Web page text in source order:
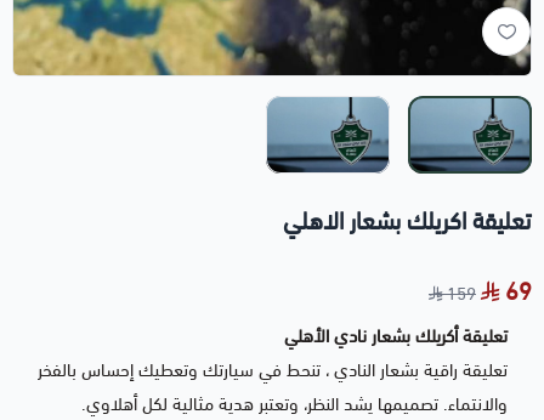
تعليقة اكريلك بشعار الاهلي
69
159
تعليقة أكريلك بشعار نادي الأهلي
تعليقة راقية بشعار النادي ، تنحط في سيارتك وتعطيك إحساس بالفخر
والانتماء. تصميمها يشد النظر، وتعتبر هدية مثالية لكل أهلاوي.